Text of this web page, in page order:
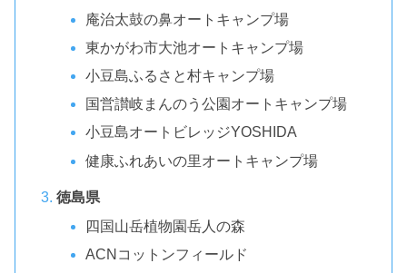
庵治太鼓の鼻オートキャンプ場
東かがわ市大池オートキャンプ場
小豆島ふるさと村キャンプ場
国営讃岐まんのう公園オートキャンプ場
小豆島オートビレッジYOSHIDA
健康ふれあいの里オートキャンプ場
徳島県
四国山岳植物園岳人の森
ACNコットンフィールド